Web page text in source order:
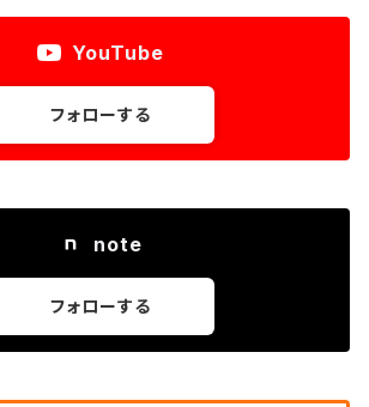
YouTube
フォローする
note
フォローする